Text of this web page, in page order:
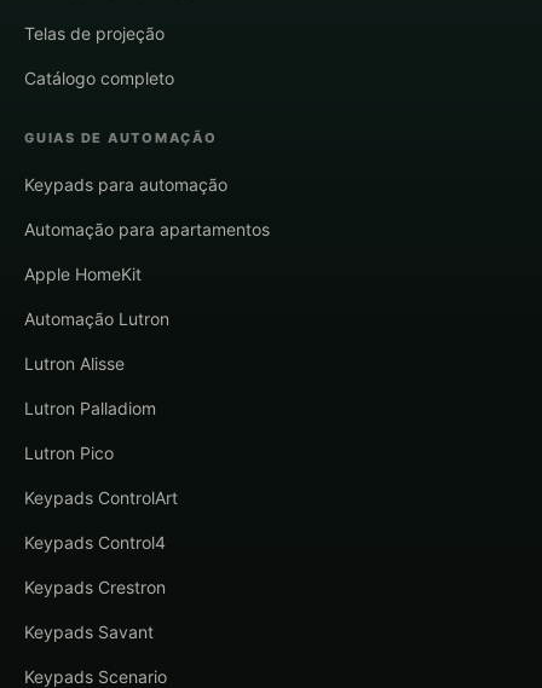
Telas de projeção
Catálogo completo
GUIAS DE AUTOMAÇÃO
Keypads para automação
Automação para apartamentos
Apple HomeKit
Automação Lutron
Lutron Alisse
Lutron Palladiom
Lutron Pico
Keypads ControlArt
Keypads Control4
Keypads Crestron
Keypads Savant
Keypads Scenario